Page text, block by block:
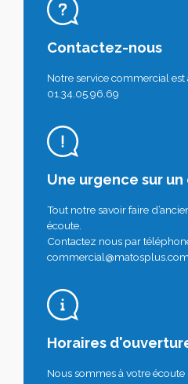
Contactez-nous
Notre service commercial est
01.34.05.96.69
Une urgence sur un
Tout notre savoir faire
écoute.
Contactez nous par
commercial@matosplus.com
Horaires
Nous sommes à votre